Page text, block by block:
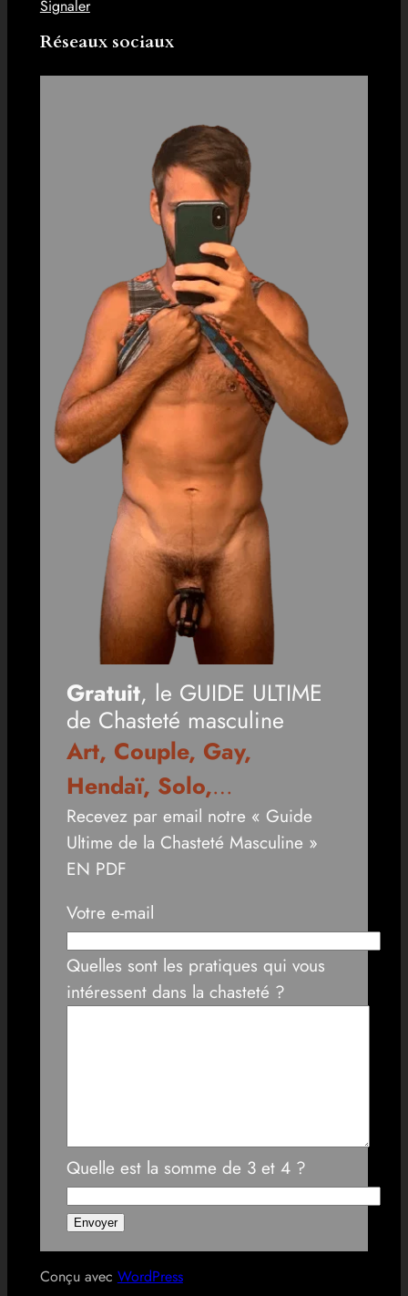
Signaler
Réseaux sociaux
Gratuit, le GUIDE ULTIME
de Chasteté masculine
Art, Couple, Gay,
Hendaï, Solo,…
Recevez par email notre « Guide
Ultime de la Chasteté Masculine »
EN PDF
Votre e-mail
Quelles sont les pratiques qui vous
intéressent dans la chasteté ?
Quelle est la somme de 3 et 4 ?
Conçu avec WordPress